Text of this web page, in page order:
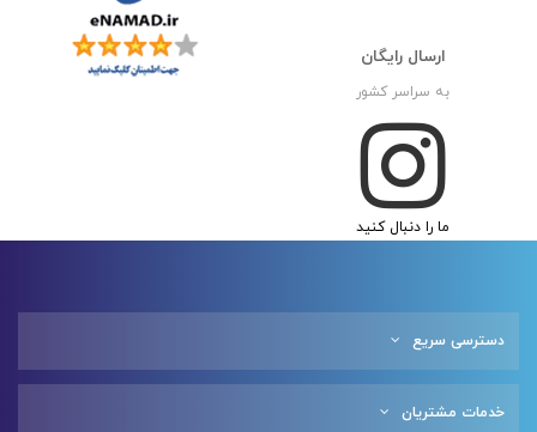
ارسال رایگان
به سراسر کشور
ما را دنبال کنید
دسترسی سریع
خدمات مشتریان